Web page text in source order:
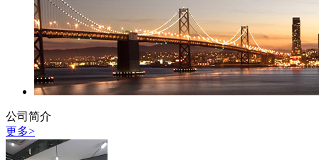
公司简介
更多>